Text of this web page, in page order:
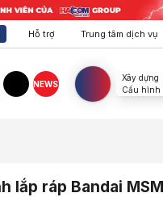
Hỗ trợ Trung tâm dịch vụ
TikTok
NEWS
Xây dựng
Cấu hình
lắp ráp Bandai